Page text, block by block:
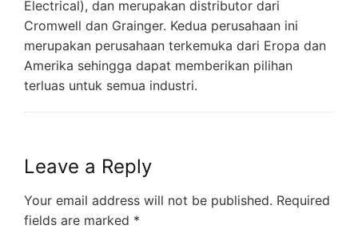
Electrical), dan merupakan distributor dari
Cromwell dan Grainger. Kedua perusahaan ini
merupakan perusahaan terkemuka dari Eropa dan
Amerika sehingga dapat memberikan pilihan
terluas untuk semua industri.
Leave a Reply
Your email address will not be published. Required
fields are marked *